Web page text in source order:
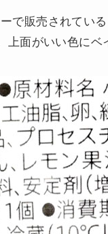
で販売されている
面がいい色にベ